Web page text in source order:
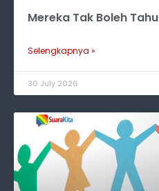
Mereka Tak Boleh Tahu
Selengkapnya »
30 July 2026